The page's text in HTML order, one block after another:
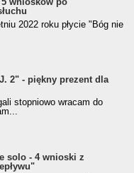
2022 roku płycie "Bóg nie
2" - piękny prezent dla
stopniowo wracam do
solo - 4 wnioski z